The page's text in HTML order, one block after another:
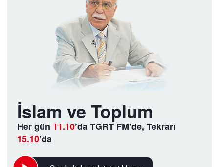
İslam ve Toplum
Her gün 11.10’da TGRT FM’de, Tekrarı
15.10’da